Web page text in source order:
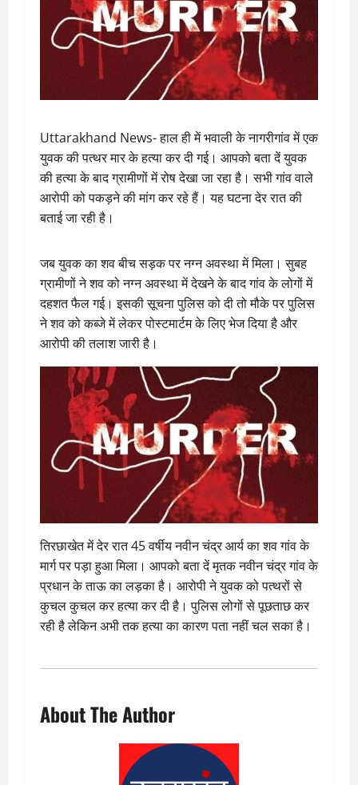
Uttarakhand News- हाल ही में भवाली के नागरीगांव में एक
युवक की पत्थर मार के हत्या कर दी गई। आपको बता दें युवक
की हत्या के बाद ग्रामीणों में रोष देखा जा रहा है। सभी गांव वाले
आरोपी को पकड़ने की मांग कर रहे हैं। यह घटना देर रात की
बताई जा रही है।
जब युवक का शव बीच सड़क पर नग्न अवस्था में मिला। सुबह
ग्रामीणों ने शव को नग्न अवस्था में देखने के बाद गांव के लोगों में
दहशत फैल गई। इसकी सूचना पुलिस को दी तो मौके पर पुलिस
ने शव को कब्जे में लेकर पोस्टमार्टम के लिए भेज दिया है और
आरोपी की तलाश जारी है।
तिरछाखेत में देर रात 45 वर्षीय नवीन चंद्र आर्य का शव गांव के
मार्ग पर पड़ा हुआ मिला। आपको बता दें मृतक नवीन चंद्र गांव के
प्रधान के ताऊ का लड़का है। आरोपी ने युवक को पत्थरों से
कुचल कुचल कर हत्या कर दी है। पुलिस लोगों से पूछताछ कर
रही है लेकिन अभी तक हत्या का कारण पता नहीं चल सका है।
About The Author